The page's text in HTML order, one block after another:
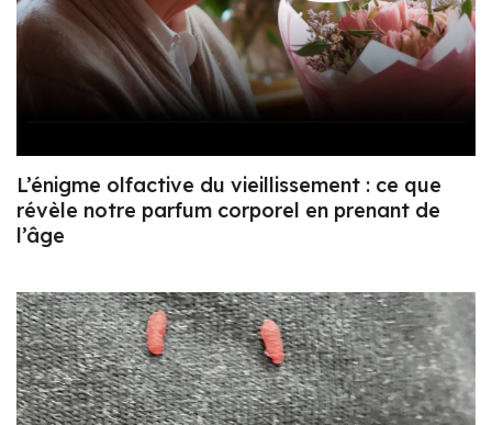
L’énigme olfactive du vieillissement : ce que
révèle notre parfum corporel en prenant de
l’âge